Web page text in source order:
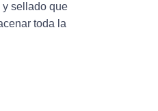
y sellado que
toda la